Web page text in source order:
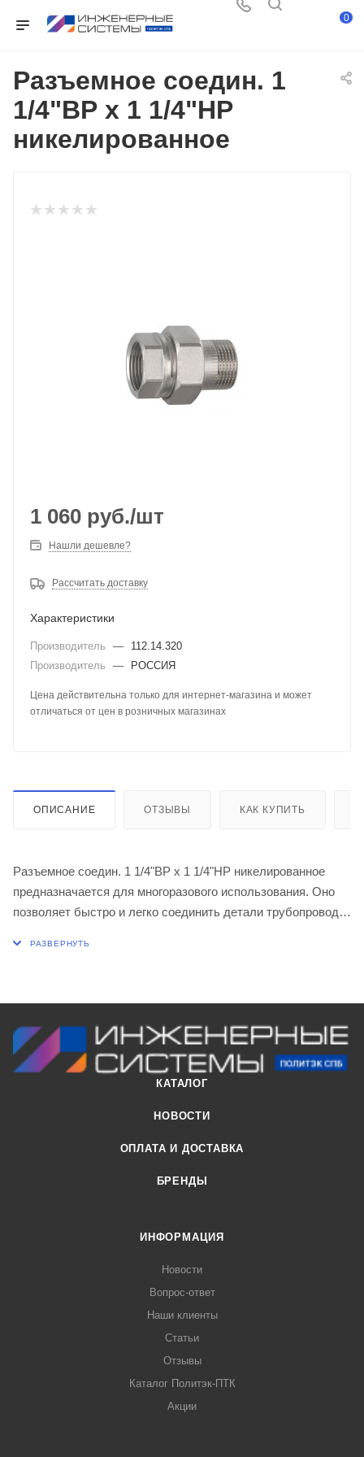
0
Разъемное соедин. 1
1/4"ВР х 1 1/4"НР
никелированное
1 060 руб./шт
Нашли дешевле?
Рассчитать доставку
Характеристики
Производитель —
112.14.320
Производитель
— РОССИЯ
Цена действительна только для интернет-магазина и может
отличаться от цен в розничных магазинах
ОПИСАНИЕ ОТЗЫВЫ КАК КУПИТЬ
Разъемное соедин. 1 1/4"ВР х 1 1/4"НР никелированное
предназначается для многоразового использования. Оно
позволяет быстро и легко соединить детали трубопровода
мнению большинства специалистов, именно это решение
считается на сегодня наиболее современным, простым,
удобным и функциональным.
КАТАЛОГ
НОВОСТИ
ОПЛАТА И ДОСТАВКА
БРЕНДЫ
ИНФОРМАЦИЯ
Новости
Вопрос-ответ
Наши клиенты
Статьи
Отзывы
Каталог Политэк-ПТК
Акции